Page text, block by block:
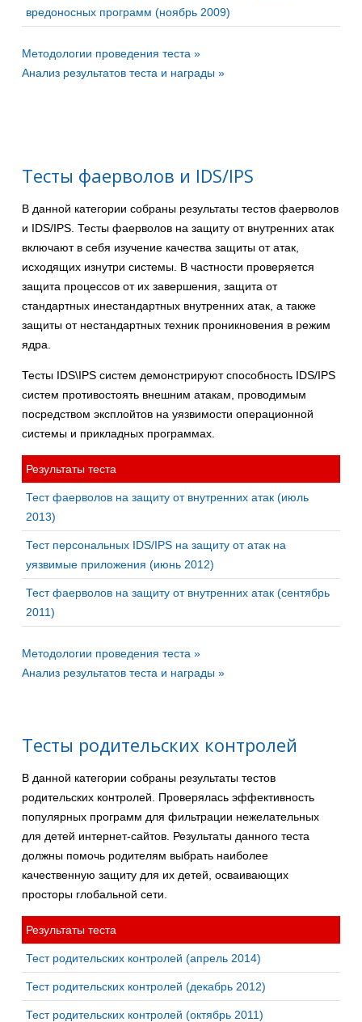
вредоносных программ (ноябрь 2009)
Методологии проведения теста »
Анализ результатов теста и награды »
Тесты фаерволов и IDS/IPS
В данной категории собраны результаты тестов фаерволов
и IDS/IPS. Тесты фаерволов на защиту от внутренних атак
включают в себя изучение качества защиты от атак,
исходящих изнутри системы. В частности проверяется
защита процессов от их завершения, защита от
стандартных инестандартных внутренних атак, а также
защиты от нестандартных техник проникновения в режим
ядра.
Тесты IDS\IPS систем демонстрируют способность IDS/IPS
систем противостоять внешним атакам, проводимым
посредством эксплойтов на уязвимости операционной
системы и прикладных программах.
Результаты теста
Тест фаерволов на защиту от внутренних атак (июль
2013)
Тест персональных IDS/IPS на защиту от атак на
уязвимые приложения (июнь 2012)
Тест фаерволов на защиту от внутренних атак (сентябрь
2011)
Методологии проведения теста »
Анализ результатов теста и награды »
Тесты родительских контролей
В данной категории собраны результаты тестов
родительских контролей. Проверялась эффективность
популярных программ для фильтрации нежелательных
для детей интернет-сайтов. Результаты данного теста
должны помочь родителям выбрать наиболее
качественную защиту для их детей, осваивающих
просторы глобальной сети.
Результаты теста
Тест родительских контролей (апрель 2014)
Тест родительских контролей (декабрь 2012)
Тест родительских контролей (октябрь 2011)